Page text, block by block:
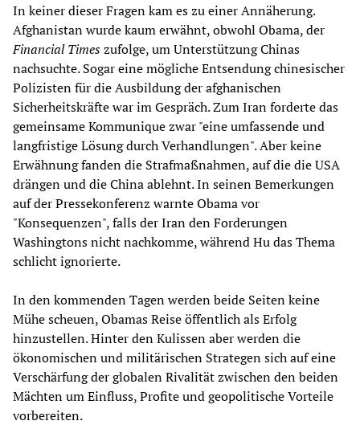
In keiner dieser Fragen kam es zu einer Annäherung.
Afghanistan wurde kaum erwähnt, obwohl Obama, der
Financial Timeszufolge, um Unterstützung Chinas
nachsuchte. Sogar eine mögliche Entsendung chinesischer
Polizisten für die Ausbildung der afghanischen
Sicherheitskräfte war im Gespräch. Zum Iran forderte das
gemeinsame Kommunique zwar "eine umfassende und
langfristige Lösung durch Verhandlungen". Aber keine
Erwähnung fanden die Strafmaßnahmen, auf die die USA
drängen und die China ablehnt. In seinen Bemerkungen
auf der Pressekonferenz warnte Obama vor
"Konsequenzen", falls der Iran den Forderungen
Washingtons nicht nachkomme, während Hu das Thema
schlicht ignorierte.
In den kommenden Tagen werden beide Seiten keine
Mühe scheuen, Obamas Reise öffentlich als Erfolg
hinzustellen. Hinter den Kulissen aber werden die
ökonomischen und militärischen Strategen sich auf eine
Verschärfung der globalen Rivalität zwischen den beiden
Mächten um Einfluss, Profite und geopolitische Vorteile
vorbereiten.